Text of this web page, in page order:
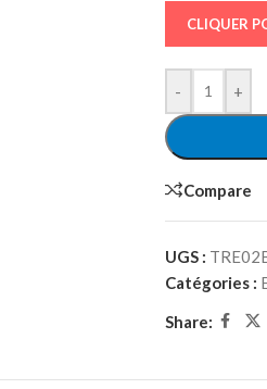
CLIQUER
- +
Compare
UGS :
Catégories :
Share: